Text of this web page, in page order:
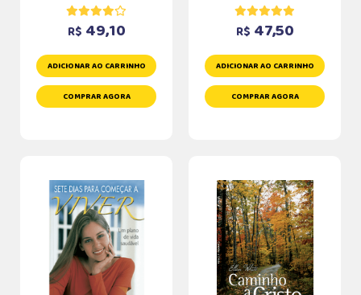
R$ 49,10
ADICIONAR AO CARRINHO
COMPRAR AGORA
R$ 47,50
ADICIONAR AO CARRINHO
COMPRAR AGORA